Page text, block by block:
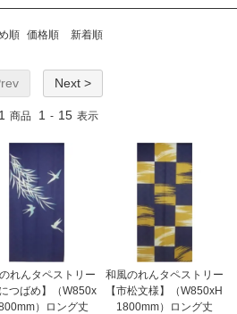
順 価格順 新着順
Next >
商品 1 - 15 表示
れんタペストリー
につばめ】（W850x
）ロング丈
和風のれんタペストリー
【市松文様】（W850xH
1800mm）ロング丈